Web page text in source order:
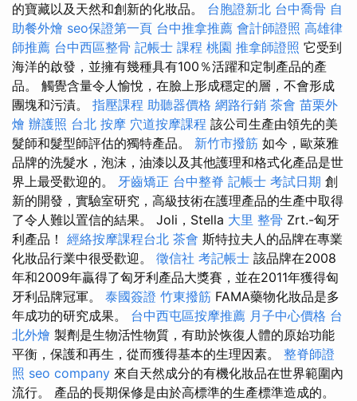
的寶藏以及天然和創新的化妝品。 台胞證新北 台中喬骨 自
助餐外燴 seo保證第一頁 台中推拿推薦 會計師證照 高雄律
師推薦 台中西區整骨 記帳士 課程 桃園 推拿師證照 它受到
海洋的啟發，並擁有幾種具有100％活躍和定制產品的產
品。 觸覺含量令人愉悅，在臉上形成穩定的層，不會形成
團塊和污漬。 指壓課程 助聽器價格 網路行銷 茶會 苗栗外
燴 辦護照 台北 按摩 穴道按摩課程 該公司生產由領先的美
髮師和髮型師評估的獨特產品。 新竹市撥筋 如今，歐萊雅
品牌的洗髮水，泡沫，油漆以及其他護理和格式化產品是世
界上最受歡迎的。 牙齒矯正 台中整脊 記帳士 考試日期 創
新的開發，實驗室研究，高級技術在護理產品的生產中取得
了令人難以置信的結果。 Joli，Stella 大里 整骨 Zrt.-匈牙
利產品！ 經絡按摩課程台北 茶會 斯特拉夫人的品牌在專業
化妝品行業中很受歡迎。 徵信社 考記帳士 該品牌在2008
年和2009年贏得了匈牙利產品大獎賽，並在2011年獲得匈
牙利品牌冠軍。 泰國簽證 竹東撥筋 FAMA藥物化妝品是多
年成功的研究成果。 台中西屯區按摩推薦 月子中心價格 台
北外燴 製劑是生物活性物質，有助於恢復人體的原始功能
平衡，保護和再生，從而獲得基本的生理因素。 整脊師證
照 seo company 來自天然成分的有機化妝品在世界範圍內
流行。 產品的長期保修是由於高標準的生產標準造成的。